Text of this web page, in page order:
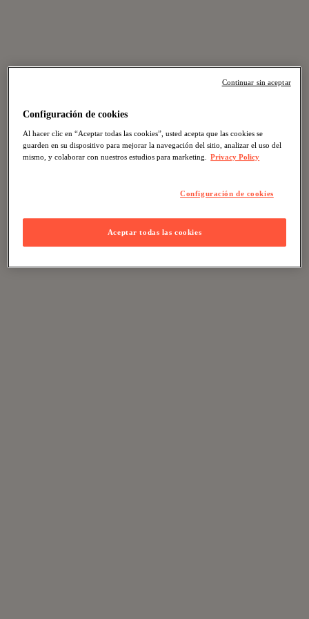
Configuración de cookies
Al hacer clic en “Aceptar todas las cookies”, usted acepta que las cookies se
guarden en su dispositivo para mejorar la navegación del sitio, analizar el uso del
mismo, y colaborar con nuestros estudios para marketing. Privacy Policy
Configuración de cookies
Aceptar todas las cookies
Continuar sin aceptar